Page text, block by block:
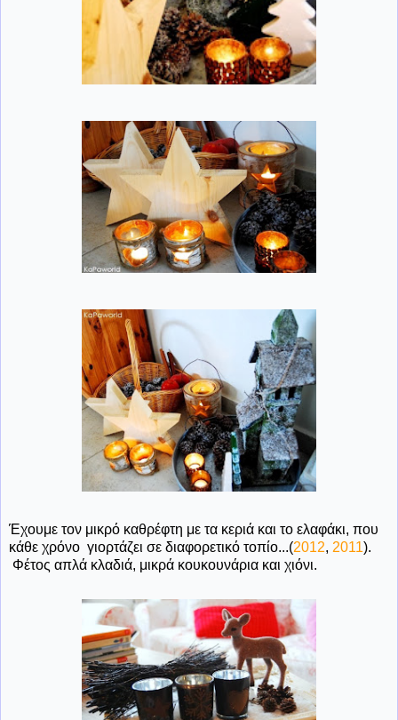
Έχουμε τον μικρό καθρέφτη με τα κεριά και το ελαφάκι, που
κάθε χρόνο γιορτάζει σε διαφορετικό τοπίο...(2012, 2011).
Φέτος απλά κλαδιά, μικρά κουκουνάρια και χιόνι.